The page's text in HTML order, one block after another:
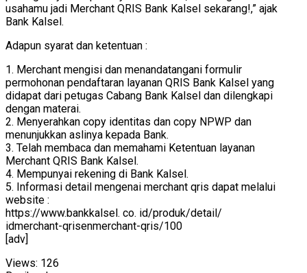
usahamu jadi Merchant QRIS Bank Kalsel sekarang!,” ajak
Bank Kalsel.
Adapun syarat dan ketentuan :
1. Merchant mengisi dan menandatangani formulir
permohonan pendaftaran layanan QRIS Bank Kalsel yang
didapat dari petugas Cabang Bank Kalsel dan dilengkapi
dengan materai.
2. Menyerahkan copy identitas dan copy NPWP dan
menunjukkan aslinya kepada Bank.
3. Telah membaca dan memahami Ketentuan layanan
Merchant QRIS Bank Kalsel.
4. Mempunyai rekening di Bank Kalsel.
5. Informasi detail mengenai merchant qris dapat melalui
website :
https://www.bankkalsel. co. id/produk/detail/
idmerchant-qrisenmerchant-qris/100
[adv]
Views: 126